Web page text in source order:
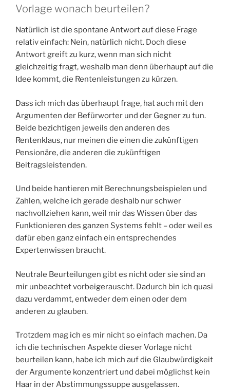
Vorlage wonach beurteilen?
Natürlich ist die spontane Antwort auf diese Frage
relativ einfach: Nein, natürlich nicht. Doch diese
Antwort greift zu kurz, wenn man sich nicht
gleichzeitig fragt, weshalb man denn überhaupt auf die
Idee kommt, die Rentenleistungen zu kürzen.
Dass ich mich das überhaupt frage, hat auch mit den
Argumenten der Befürworter und der Gegner zu tun.
Beide bezichtigen jeweils den anderen des
Rentenklaus, nur meinen die einen die zukünftigen
Pensionäre, die anderen die zukünftigen
Beitragsleistenden.
Und beide hantieren mit Berechnungsbeispielen und
Zahlen, welche ich gerade deshalb nur schwer
nachvollziehen kann, weil mir das Wissen über das
Funktionieren des ganzen Systems fehlt – oder weil es
dafür eben ganz einfach ein entsprechendes
Expertenwissen braucht.
Neutrale Beurteilungen gibt es nicht oder sie sind an
mir unbeachtet vorbeigerauscht. Dadurch bin ich quasi
dazu verdammt, entweder dem einen oder dem
anderen zu glauben.
Trotzdem mag ich es mir nicht so einfach machen. Da
ich die technischen Aspekte dieser Vorlage nicht
beurteilen kann, habe ich mich auf die Glaubwürdigkeit
der Argumente konzentriert und dabei möglichst kein
Haar in der Abstimmungssuppe ausgelassen.